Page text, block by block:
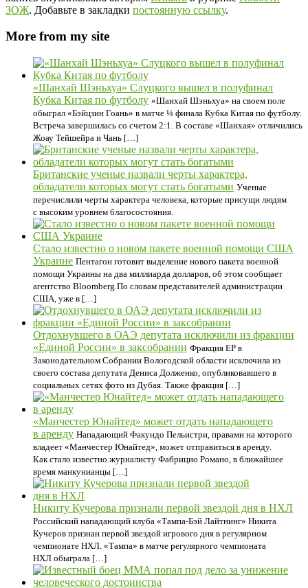
ЗОЖ. Добавьте в закладки постоянную ссылку.
More from my site
«Шанхай Шэньхуа» Слуцкого вышел в полуфинал
Кубка Китая по футболу «Шанхай Шэньхуа» на своем поле
обыграл «Бэйцзин Гоань» в матче ¼ финала Кубка Китая по футболу.
Встреча завершилась со счетом 2:1. В составе «Шанхая» отличились
Жоау Тейшейра и Чань […]
Британские ученые назвали черты характера,
обладатели которых могут стать богатыми Ученые
перечислили черты характера человека, которые присущи людям
с высоким уровнем благосостояния.
Стало известно о новом пакете военной помощи США
Украине Пентагон готовит выделение нового пакета военной
помощи Украины на два миллиарда долларов, об этом сообщает
агентство Bloomberg.По словам представителей администрации
США, уже в […]
Отдохнувшего в ОАЭ депутата исключили из фракции
«Единой России» в заксобрании Фракция ЕР в
Законодательном Собрании Вологодской области исключила из
своего состава депутата Дениса Долженко, опубликовавшего в
социальных сетях фото из Дубая. Также фракция […]
«Манчестер Юнайтед» может отдать нападающего
в аренду Нападающий Факундо Пельистри, правами на которого
владеет «Манчестер Юнайтед», может отправиться в аренду.
Как стало известно журналисту Фабрицио Романо, в ближайшее
время манкунианцы […]
Никиту Кучерова признали первой звездой дня в НХЛ
Российский нападающий клуба «Тампа‑Бэй Лайтнинг» Никита
Кучеров признан первой звездой игрового дня в регулярном
чемпионате НХЛ. «Тампа» в матче регулярного чемпионата
НХЛ обыграла […]